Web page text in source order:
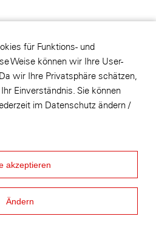
für Funktions- und
Weise können wir Ihre User-
wir Ihre Privatsphäre schätzen,
Einverständnis. Sie können
im Datenschutz ändern /
akzeptieren
Ändern